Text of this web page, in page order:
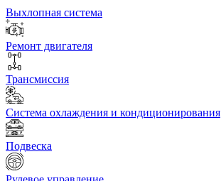
Выхлопная система
Ремонт двигателя
Трансмиссия
Система охлаждения и кондиционирования
Подвеска